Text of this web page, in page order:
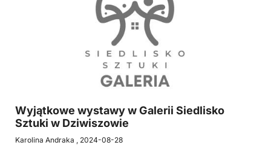
Wyjątkowe wystawy w Galerii Siedlisko
Sztuki w Dziwiszowie
Karolina Andraka 2024-08-28